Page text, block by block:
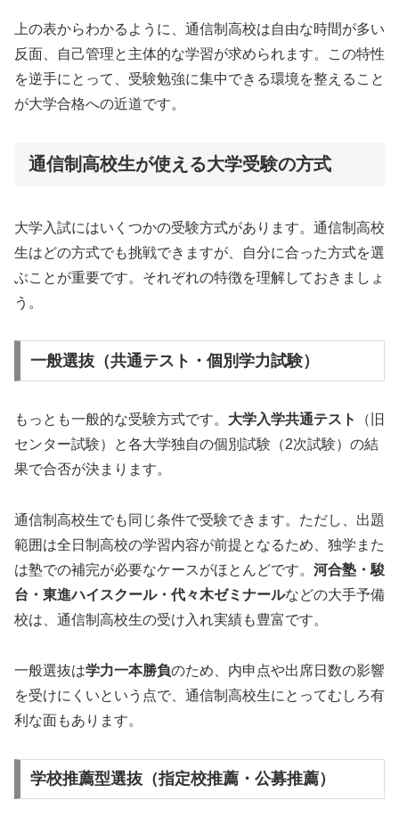
上の表からわかるように、通信制高校は自由な時間が多い
反面、自己管理と主体的な学習が求められます。この特性
を逆手にとって、受験勉強に集中できる環境を整えること
が大学合格への近道です。
通信制高校生が使える大学受験の方式
大学入試にはいくつかの受験方式があります。通信制高校
生はどの方式でも挑戦できますが、自分に合った方式を選
ぶことが重要です。それぞれの特徴を理解しておきましょ
う。
一般選抜（共通テスト・個別学力試験）
もっとも一般的な受験方式です。 大学入学共通テスト
（旧
センター試験）と各大学独自の個別試験（2次試験）の結
果で合否が決まります。
通信制高校生でも同じ条件で受験できます。ただし、出題
範囲は全日制高校の学習内容が前提となるため、独学また
は塾での補完が必要なケースがほとんどです。 河合塾・駿
台・東進ハイスクール・代々木ゼミナールなどの大手予備
校は、通信制高校生の受け入れ実績も豊富です。
一般選抜は学力一本勝負のため、内申点や出席日数の影響
を受けにくいという点で、通信制高校生にとってむしろ有
利な面もあります。
学校推薦型選抜（指定校推薦・公募推薦）